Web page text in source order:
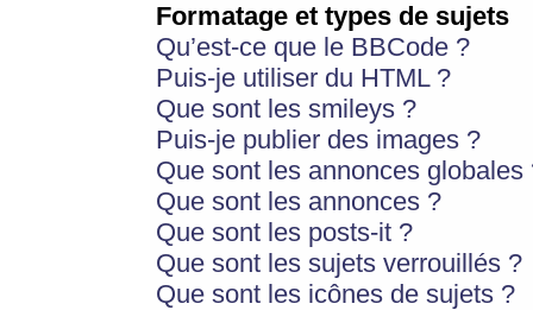
Formatage et types de sujets
Qu’est-ce que le BBCode ?
Puis-je utiliser du HTML ?
Que sont les smileys ?
Puis-je publier des images ?
Que sont les annonces globales
Que sont les annonces ?
Que sont les posts-it ?
Que sont les sujets verrouillés ?
Que sont les icônes de sujets ?